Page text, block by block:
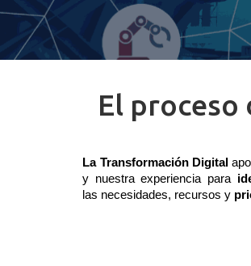
El
La Transformación Digital
y nuestra experiencia para
las necesidades, recursos y